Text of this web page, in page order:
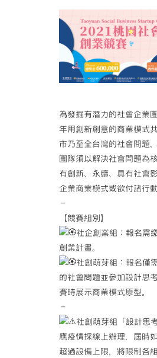
為發掘有潛力的社會企業
年用創新創意的商業模式
市乃至全台灣的社會問題
團隊須以解決社會問題為
有創新、永續、具有社會
企業商業模式或欲付諸行
–
【競賽組別】
社企創業組：報名需
創業計畫。
社創萌芽組：報名僅
的社會問題並參加設計思
賽時展示商業模式原型。
–
社創萌芽組「設計思
應疫情採線上辦理，屆時
超過設備上限，將限制各